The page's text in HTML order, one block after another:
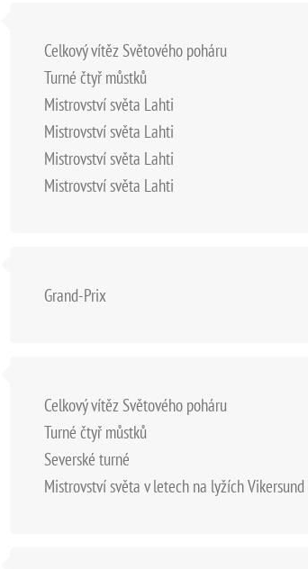
Celkový vítěz Světového poháru
Turné čtyř můstků
Mistrovství světa Lahti
Mistrovství světa Lahti
Mistrovství světa Lahti
Mistrovství světa Lahti
Grand-Prix
Celkový vítěz Světového poháru
Turné čtyř můstků
Severské turné
Mistrovství světa v letech na lyžích Vikersund